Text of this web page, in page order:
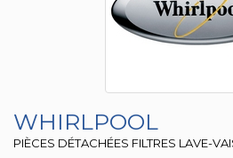
WHIRLPOOL
PIÈCES DÉTACHÉES FILTRES LAVE-